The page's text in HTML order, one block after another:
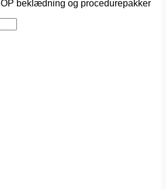
OP beklædning og procedurepakker